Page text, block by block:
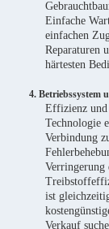
Einfache
einfachen
Reparaturen
härtesten
4. Betriebssystem
Effizienz und
Technologie
Verbindung
Verringerung
ist
Verkauf